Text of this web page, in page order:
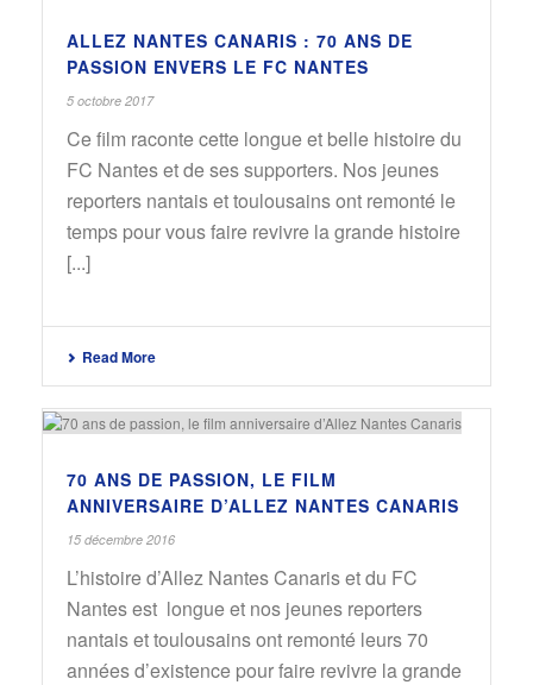
ALLEZ NANTES CANARIS : 70 ANS DE
PASSION ENVERS LE FC NANTES
5 octobre 2017
Ce film raconte cette longue et belle histoire du
FC Nantes et de ses supporters. Nos jeunes
reporters nantais et toulousains ont remonté le
temps pour vous faire revivre la grande histoire
[...]
Read More
70 ANS DE PASSION, LE FILM
ANNIVERSAIRE D’ALLEZ NANTES CANARIS
15 décembre 2016
L’histoire d’Allez Nantes Canaris et du FC
Nantes est longue et nos jeunes reporters
nantais et toulousains ont remonté leurs 70
années d’existence pour faire revivre la grande